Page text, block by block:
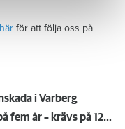
för att följa oss på
i Varberg
Anmälde inte vattenskadat badrum på fem år – krävs på 125 000 kronor